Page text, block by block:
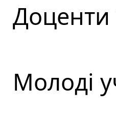
Доценти
Молоді